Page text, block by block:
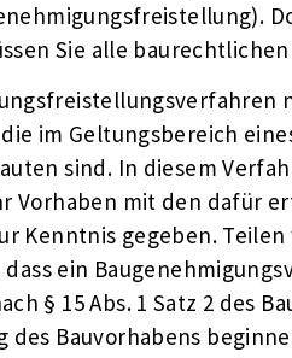
Sie alle
im Geltungsbereich
sind. In diesem
Vorhaben mit den dafür
Kenntnis gegeben.
ein
§ 15 Abs. 1 Satz 2 des
des Bauvorhabens